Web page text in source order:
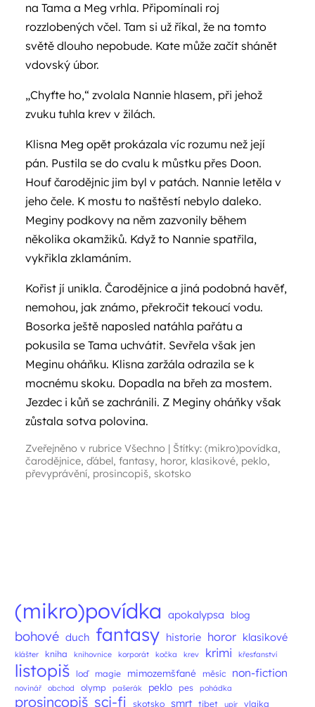
na Tama a Meg vrhla. Připomínali roj
rozzlobených včel. Tam si už říkal, že na tomto
světě dlouho nepobude. Kate může začít shánět
vdovský úbor.
„Chyťte ho,“ zvolala Nannie hlasem, při jehož
zvuku tuhla krev v žilách.
Klisna Meg opět prokázala víc rozumu než její
pán. Pustila se do cvalu k můstku přes Doon.
Houf čarodějnic jim byl v patách. Nannie letěla v
jeho čele. K mostu to naštěstí nebylo daleko.
Meginy podkovy na něm zazvonily během
několika okamžiků. Když to Nannie spatřila,
vykřikla zklamáním.
Kořist jí unikla. Čarodějnice a jiná podobná havěť,
nemohou, jak známo, překročit tekoucí vodu.
Bosorka ještě naposled natáhla pařátu a
pokusila se Tama uchvátit. Sevřela však jen
Meginu oháňku. Klisna zaržála odrazila se k
mocnému skoku. Dopadla na břeh za mostem.
Jezdec i kůň se zachránili. Z Meginy oháňky však
zůstala sotva polovina.
Zveřejněno v rubrice Všechno | Štítky: (mikro)povídka,
čarodějnice, ďábel, fantasy, horor, klasikové, peklo,
převyprávění, prosincopiš, skotsko
(mikro)povídka apokalypsa blog
bohové duch fantasy historie horor klasikové
klášter kniha knihovnice korporát kočka krev krimi křesťanství
listopiš loď magie mimozemšťané měsíc non-fiction
novinář obchod olymp pašerák peklo pes pohádka
prosincopiš sci-fi skotsko smrt tibet upír
vlajka